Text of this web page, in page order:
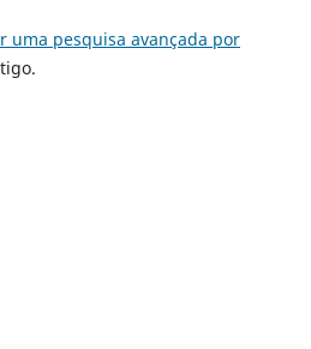
uma pesquisa avançada por